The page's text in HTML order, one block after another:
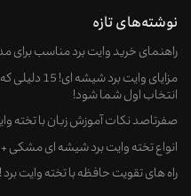
نوشته‌های تازه
راهنمای خرید وایت‌ برد مناسب برای
مزایای وایت
انتخاب اول شما شود!
صفرتاصد نکات آموزش زبان با تخته
انواع تخته وایت برد شیشه ای مشکی
راه های تقویت حافظه با تخته وایت برد !(3تمرین سریع و